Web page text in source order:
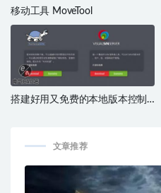
移动工具 MoveTool
搭建好用又免费的本地版本控制
文章推荐